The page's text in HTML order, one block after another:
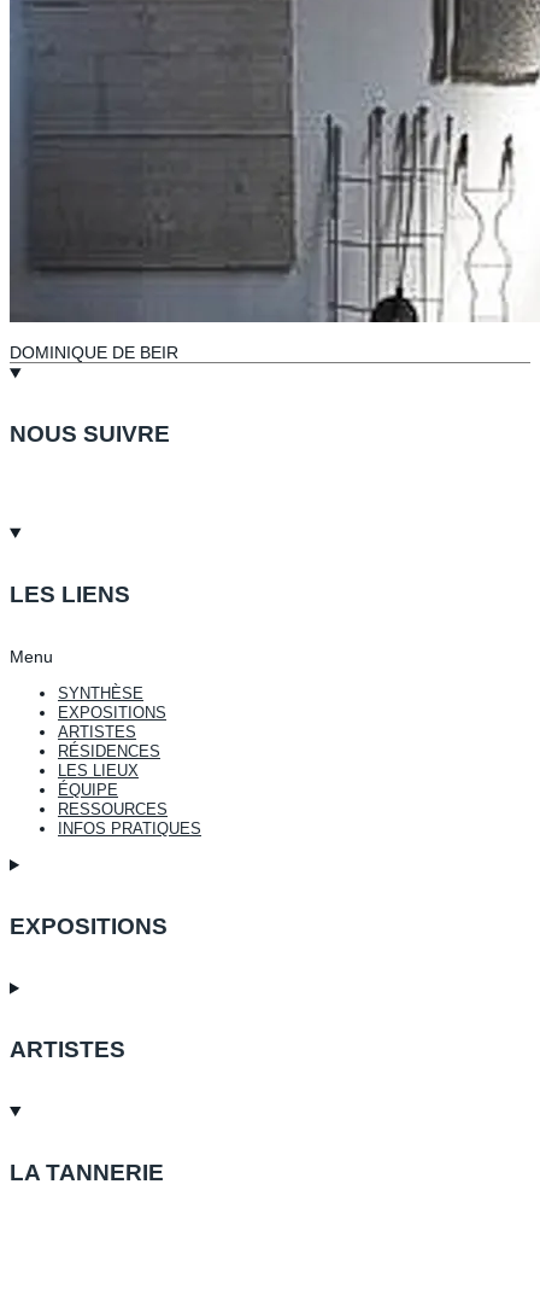
DOMINIQUE DE BEIR
NOUS SUIVRE
LES LIENS
Menu
SYNTHÈSE
EXPOSITIONS
ARTISTES
RÉSIDENCES
LES LIEUX
ÉQUIPE
RESSOURCES
INFOS PRATIQUES
EXPOSITIONS
ARTISTES
LA TANNERIE